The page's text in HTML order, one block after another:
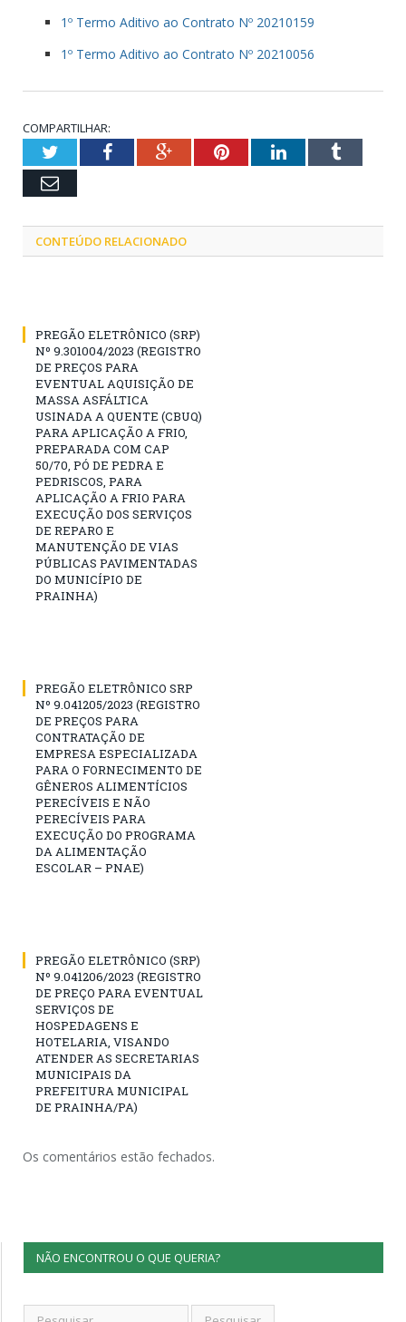
1º Termo Aditivo ao Contrato Nº 20210159
1º Termo Aditivo ao Contrato Nº 20210056
COMPARTILHAR:
TwitterFacebookGoogle+PinterestLinkedInTumblr
Email
CONTEÚDO RELACIONADO
PREGÃO ELETRÔNICO (SRP)
Nº 9.301004/2023 (REGISTRO
DE PREÇOS PARA
EVENTUAL AQUISIÇÃO DE
MASSA ASFÁLTICA
USINADA A QUENTE (CBUQ)
PARA APLICAÇÃO A FRIO,
PREPARADA COM CAP
50/70, PÓ DE PEDRA E
PEDRISCOS, PARA
APLICAÇÃO A FRIO PARA
EXECUÇÃO DOS SERVIÇOS
DE REPARO E
MANUTENÇÃO DE VIAS
PÚBLICAS PAVIMENTADAS
DO MUNICÍPIO DE
PRAINHA)
PREGÃO ELETRÔNICO SRP
Nº 9.041205/2023 (REGISTRO
DE PREÇOS PARA
CONTRATAÇÃO DE
EMPRESA ESPECIALIZADA
PARA O FORNECIMENTO DE
GÊNEROS ALIMENTÍCIOS
PERECÍVEIS E NÃO
PERECÍVEIS PARA
EXECUÇÃO DO PROGRAMA
DA ALIMENTAÇÃO
ESCOLAR – PNAE)
PREGÃO ELETRÔNICO (SRP)
Nº 9.041206/2023 (REGISTRO
DE PREÇO PARA EVENTUAL
SERVIÇOS DE
HOSPEDAGENS E
HOTELARIA, VISANDO
ATENDER AS SECRETARIAS
MUNICIPAIS DA
PREFEITURA MUNICIPAL
DE PRAINHA/PA)
Os comentários estão fechados.
NÃO ENCONTROU O QUE QUERIA?